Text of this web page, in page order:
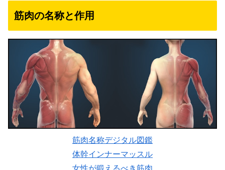
筋肉の名称と作用
筋肉名称デジタル図鑑
体幹インナーマッスル
女性が鍛えるべき筋肉